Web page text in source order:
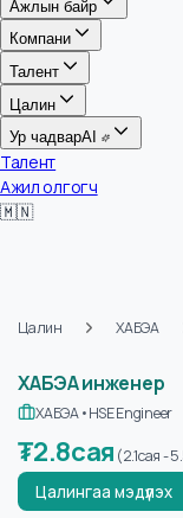
Ажлын байр
Компани
Талент
Цалин
Ур чадвар
Талент
Ажил олгогч
ХАБЭА инженер
ХАБЭА•HSE Engineer
₮ 2.8сая(2.1сая-